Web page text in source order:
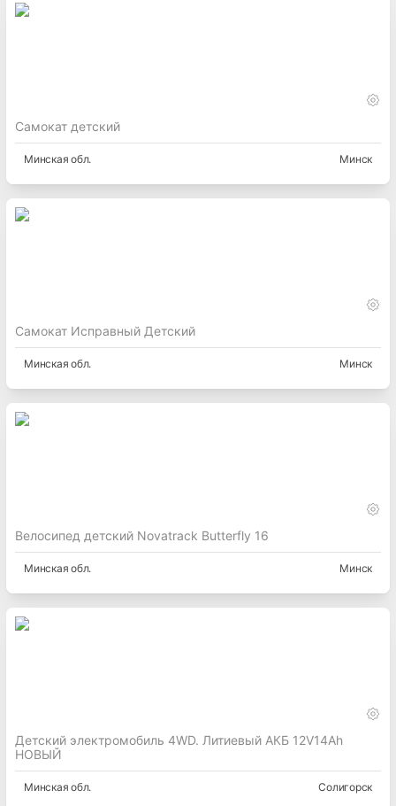
Самокат детский
Минская обл. Минск
Самокат Исправный Детский
Минская обл. Минск
Велосипед детский Novatrack Butterfly 16
Минская обл. Минск
Детский электромобиль 4WD. Литиевый АКБ 12V14Ah
НОВЫЙ
Минская обл. Солигорск